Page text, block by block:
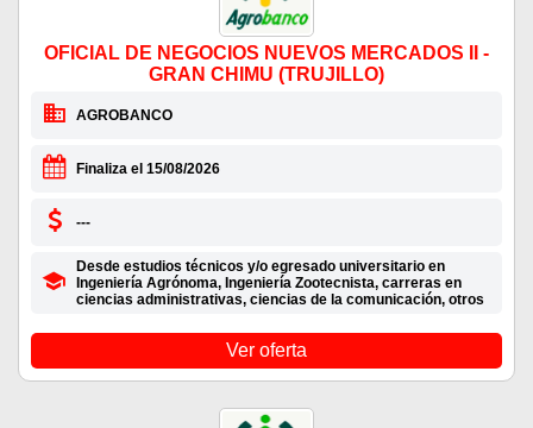
OFICIAL DE NEGOCIOS NUEVOS MERCADOS II -
GRAN CHIMU (TRUJILLO)
AGROBANCO
Finaliza el 15/08/2026
---
Desde estudios técnicos y/o egresado universitario en
Ingeniería Agrónoma, Ingeniería Zootecnista, carreras en
ciencias administrativas, ciencias de la comunicación, otros
Ver oferta